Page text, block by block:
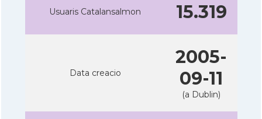
Usuaris Catalansalmon 15.319
Data creacio
2005-
09-11
(a Dublin)